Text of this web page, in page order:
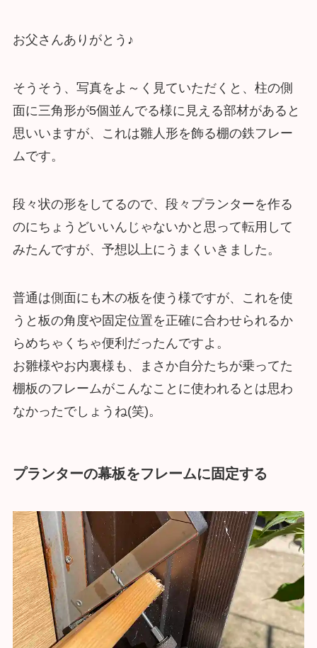
お父さんありがとう♪
そうそう、写真をよ～く見ていただくと、柱の側
面に三角形が5個並んでる様に見える部材があると
思いいますが、これは雛人形を飾る棚の鉄フレー
ムです。
段々状の形をしてるので、段々プランターを作る
のにちょうどいいんじゃないかと思って転用して
みたんですが、予想以上にうまくいきました。
普通は側面にも木の板を使う様ですが、これを使
うと板の角度や固定位置を正確に合わせられるか
らめちゃくちゃ便利だったんですよ。
お雛様やお内裏様も、まさか自分たちが乗ってた
棚板のフレームがこんなことに使われるとは思わ
なかったでしょうね(笑)。
プランターの幕板をフレームに固定する